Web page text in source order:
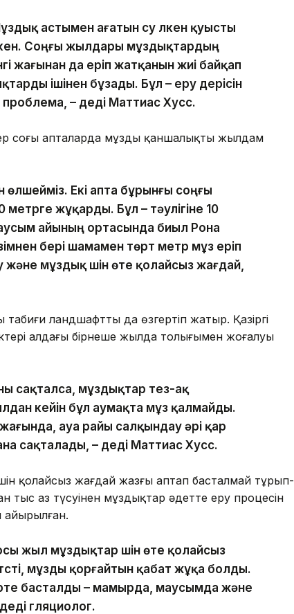
астымен ағатын су үлкен қуысты
Соңғы жылдары мұздықтардың
жағынан да еріп жатқанын жиі байқап
ішінен бұзады. Бұл – еру үдерісін
проблема, – деді Маттиас Хусс.
соңғы апталарда мұздың қаншалықты жылдам
өлшейміз. Екі апта бұрынғы соңғы
жұқарды. Бұл – тәулігіне 10
айының ортасында биыл Рона
бері шамамен төрт метр мұз еріп
мұздық үшін өте қолайсыз жағдай,
ландшафтты да өзгертіп жатыр. Қазіргі
алдағы бірнеше жылда толығымен жоғалуы
сақталса, мұздықтар тез-ақ
кейін бұл аумақта мұз қалмайды.
ауа райы салқындау әрі қар
сақталады, – деді Маттиас Хусс.
қолайсыз жағдай жазғы аптап басталмай тұрып-
тыс аз түсуінен мұздықтар әдетте еру процесін
айырылған.
жыл мұздықтар үшін өте қолайсыз
мұзды қорғайтын қабат жұқа болды.
басталды – мамырда, маусымда және
гляциолог.